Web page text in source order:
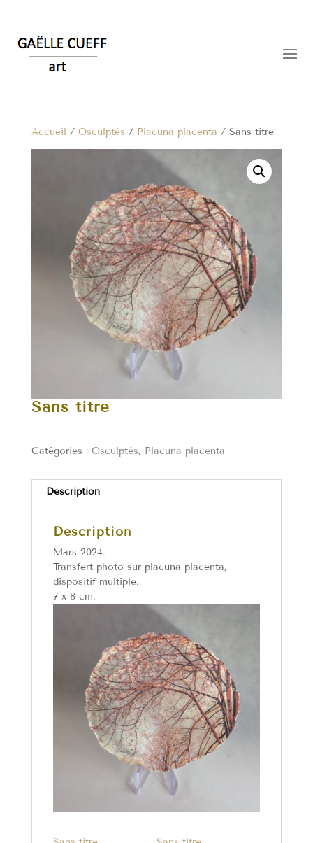
Accueil / Osculptés / Placuna placenta / Sans titre
Sans titre
Catégories : Osculptés, Placuna placenta
Description
Description
Mars 2024.
Transfert photo sur placuna placenta,
dispositif multiple.
7 x 8 cm.